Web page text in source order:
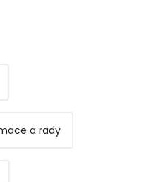
a rady